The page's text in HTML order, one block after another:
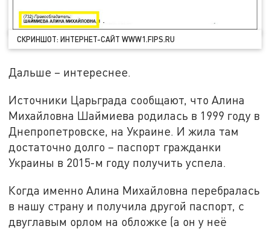
СКРИНШОТ: ИНТЕРНЕТ-САЙТ WWW1.FIPS.RU
Дальше – интереснее.
Источники Царьграда сообщают, что Алина
Михайловна Шаймиева родилась в 1999 году в
Днепропетровске, на Украине. И жила там
достаточно долго – паспорт гражданки
Украины в 2015-м году получить успела.
Когда именно Алина Михайловна перебралась
в нашу страну и получила другой паспорт, с
двуглавым орлом на обложке (а он у неё